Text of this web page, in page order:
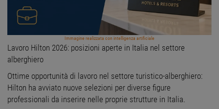
Immagine realizzata con intelligenza artificiale
Lavoro Hilton 2026: posizioni aperte in Italia nel settore
alberghiero
Ottime opportunità di lavoro nel settore turistico-alberghiero:
Hilton ha avviato nuove selezioni per diverse figure
professionali da inserire nelle proprie strutture in Italia.